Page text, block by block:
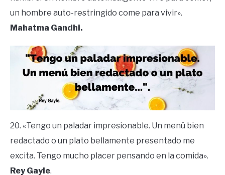
un hombre auto-restringido come para vivir».
Mahatma Gandhi.
20. «Tengo un paladar impresionable. Un menú bien
redactado o un plato bellamente presentado me
excita. Tengo mucho placer pensando en la comida».
Rey Gayle.